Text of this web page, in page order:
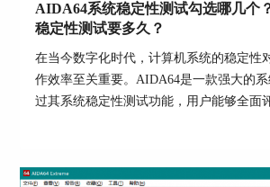
图5：连接成功提示
我们点击“已连接”选项，可查看目
如内存可用、内存总数等。
AIDA64系统稳定性测试勾选哪几个
稳定性测试要多久？
在当今数字化时代，计算机系统的稳定性
作效率至关重要。AIDA64是一款强大的
过其系统稳定性测试功能，用户能够全面
和稳定性。而在进行AIDA64软件进行系
定性测试勾选哪几个，AIDA64系统稳定